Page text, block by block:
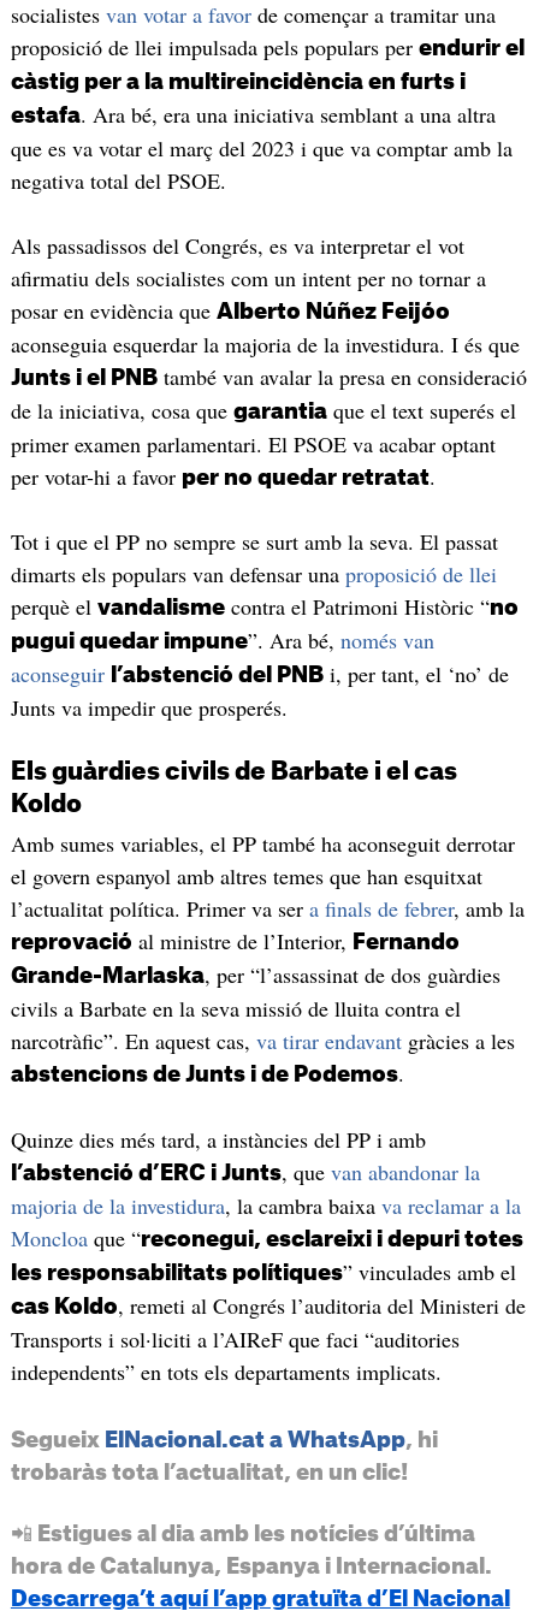
socialistes van votar a favorde començar a tramitar una
proposició de llei impulsada pels populars per endurir el
càstig per a la multireincidència en furts i
estafa. Ara bé, era una iniciativa semblant a una altra
que es va votar el març del 2023 i que va comptar amb la
negativa total del PSOE.
Als passadissos del Congrés, es va interpretar el vot
afirmatiu dels socialistes com un intent per no tornar a
posar en evidència que Alberto Núñez Feijóo
aconseguia esquerdar la majoria de la investidura. I és que
Junts i el PNBtambé van avalar la presa en consideració
de la iniciativa, cosa que garantiaque el text superés el
primer examen parlamentari. El PSOE va acabar optant
per votar-hi a favor per no quedar retratat.
Tot i que el PP no sempre se surt amb la seva. El passat
dimarts els populars van defensar una proposició de llei
perquè el vandalismecontra el Patrimoni Històric “no
pugui quedar impune”. Ara bé, només van
aconseguir l’abstenció del PNBi, per tant, el ‘no’ de
Junts va impedir que prosperés.
Els guàrdies civils de Barbate i el cas
Koldo
Amb sumes variables, el PP també ha aconseguit derrotar
el govern espanyol amb altres temes que han esquitxat
l’actualitat política. Primer va ser a finals de febrer, amb la
reprovació al ministre de l’Interior, Fernando
Grande-Marlaska, per “l’assassinat de dos guàrdies
civils a Barbate en la seva missió de lluita contra el
narcotràfic”. En aquest cas, va tirar endavantgràcies a les
abstencions de Junts i de Podemos.
Quinze dies més tard, a instàncies del PP i amb
l’abstenció d’ERC i Junts, que van abandonar la
majoria de la investidura, la cambra baixa va reclamar a la
Moncloaque “reconegui, esclareixi i depuri totes
les responsabilitats polítiques” vinculades amb el
cas Koldo, remeti al Congrés l’auditoria del Ministeri de
Transports i sol·liciti a l’AIReF que faci “auditories
independents” en tots els departaments implicats.
Segueix ElNacional.cat a WhatsApp, hi
trobaràs tota l’actualitat, en un clic!
📲 Estigues al dia amb les notícies d’última
hora de Catalunya, Espanya i Internacional.
Descarrega’t aquí l’app gratuïta d’El Nacional